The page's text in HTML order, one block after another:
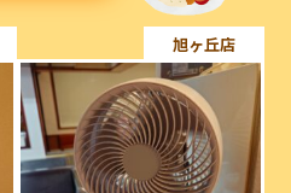
旭ヶ丘店